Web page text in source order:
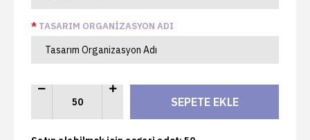
TASARIM ORGANIZASYON ADI